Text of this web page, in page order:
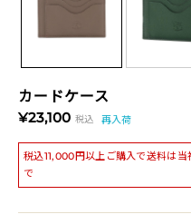
カードケース
¥23,100 税込 再入荷
税込11,000円以上ご購入で送料は
で